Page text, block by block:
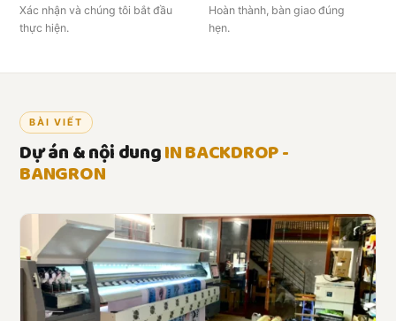
Xác nhận và chúng tôi bắt đầu
thực hiện.
Hoàn thành, bàn giao đúng
hẹn.
BÀI VIẾT
Dự án & nội dungIN BACKDROP -
BANGRON